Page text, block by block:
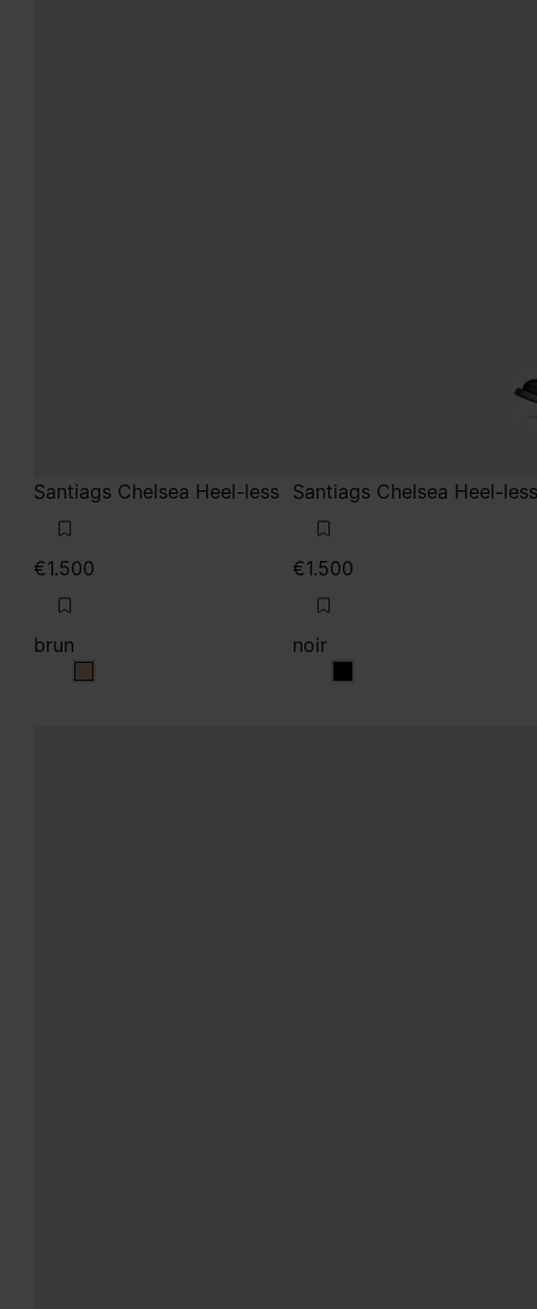
Santiags Chelsea Heel-less
€1.500
brun
brun
Santiags Chelsea Heel-less
€1.500
noir
noir